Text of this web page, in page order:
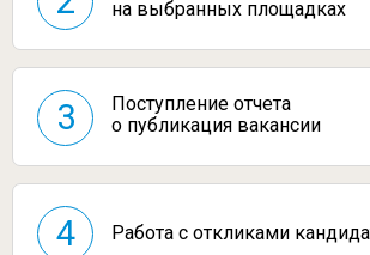
на выбранных площадках
3
Поступление отчета
о публикация вакансии
4 Работа с откликами